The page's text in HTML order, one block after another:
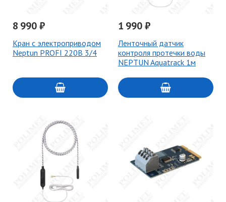
8 990 ₽
Кран с электроприводом
Neptun PROFI 220В 3/4
1 990 ₽
Ленточный датчик
контроля протечки воды
NEPTUN Aquatrack 1м